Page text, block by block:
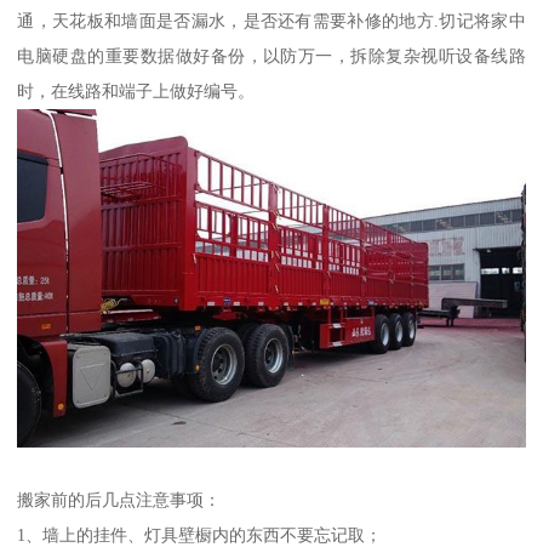
通，天花板和墙面是否漏水，是否还有需要补修的地方.切记将家中
电脑硬盘的重要数据做好备份，以防万一，拆除复杂视听设备线路
时，在线路和端子上做好编号。
搬家前的后几点注意事项：
1、墙上的挂件、灯具壁橱内的东西不要忘记取；